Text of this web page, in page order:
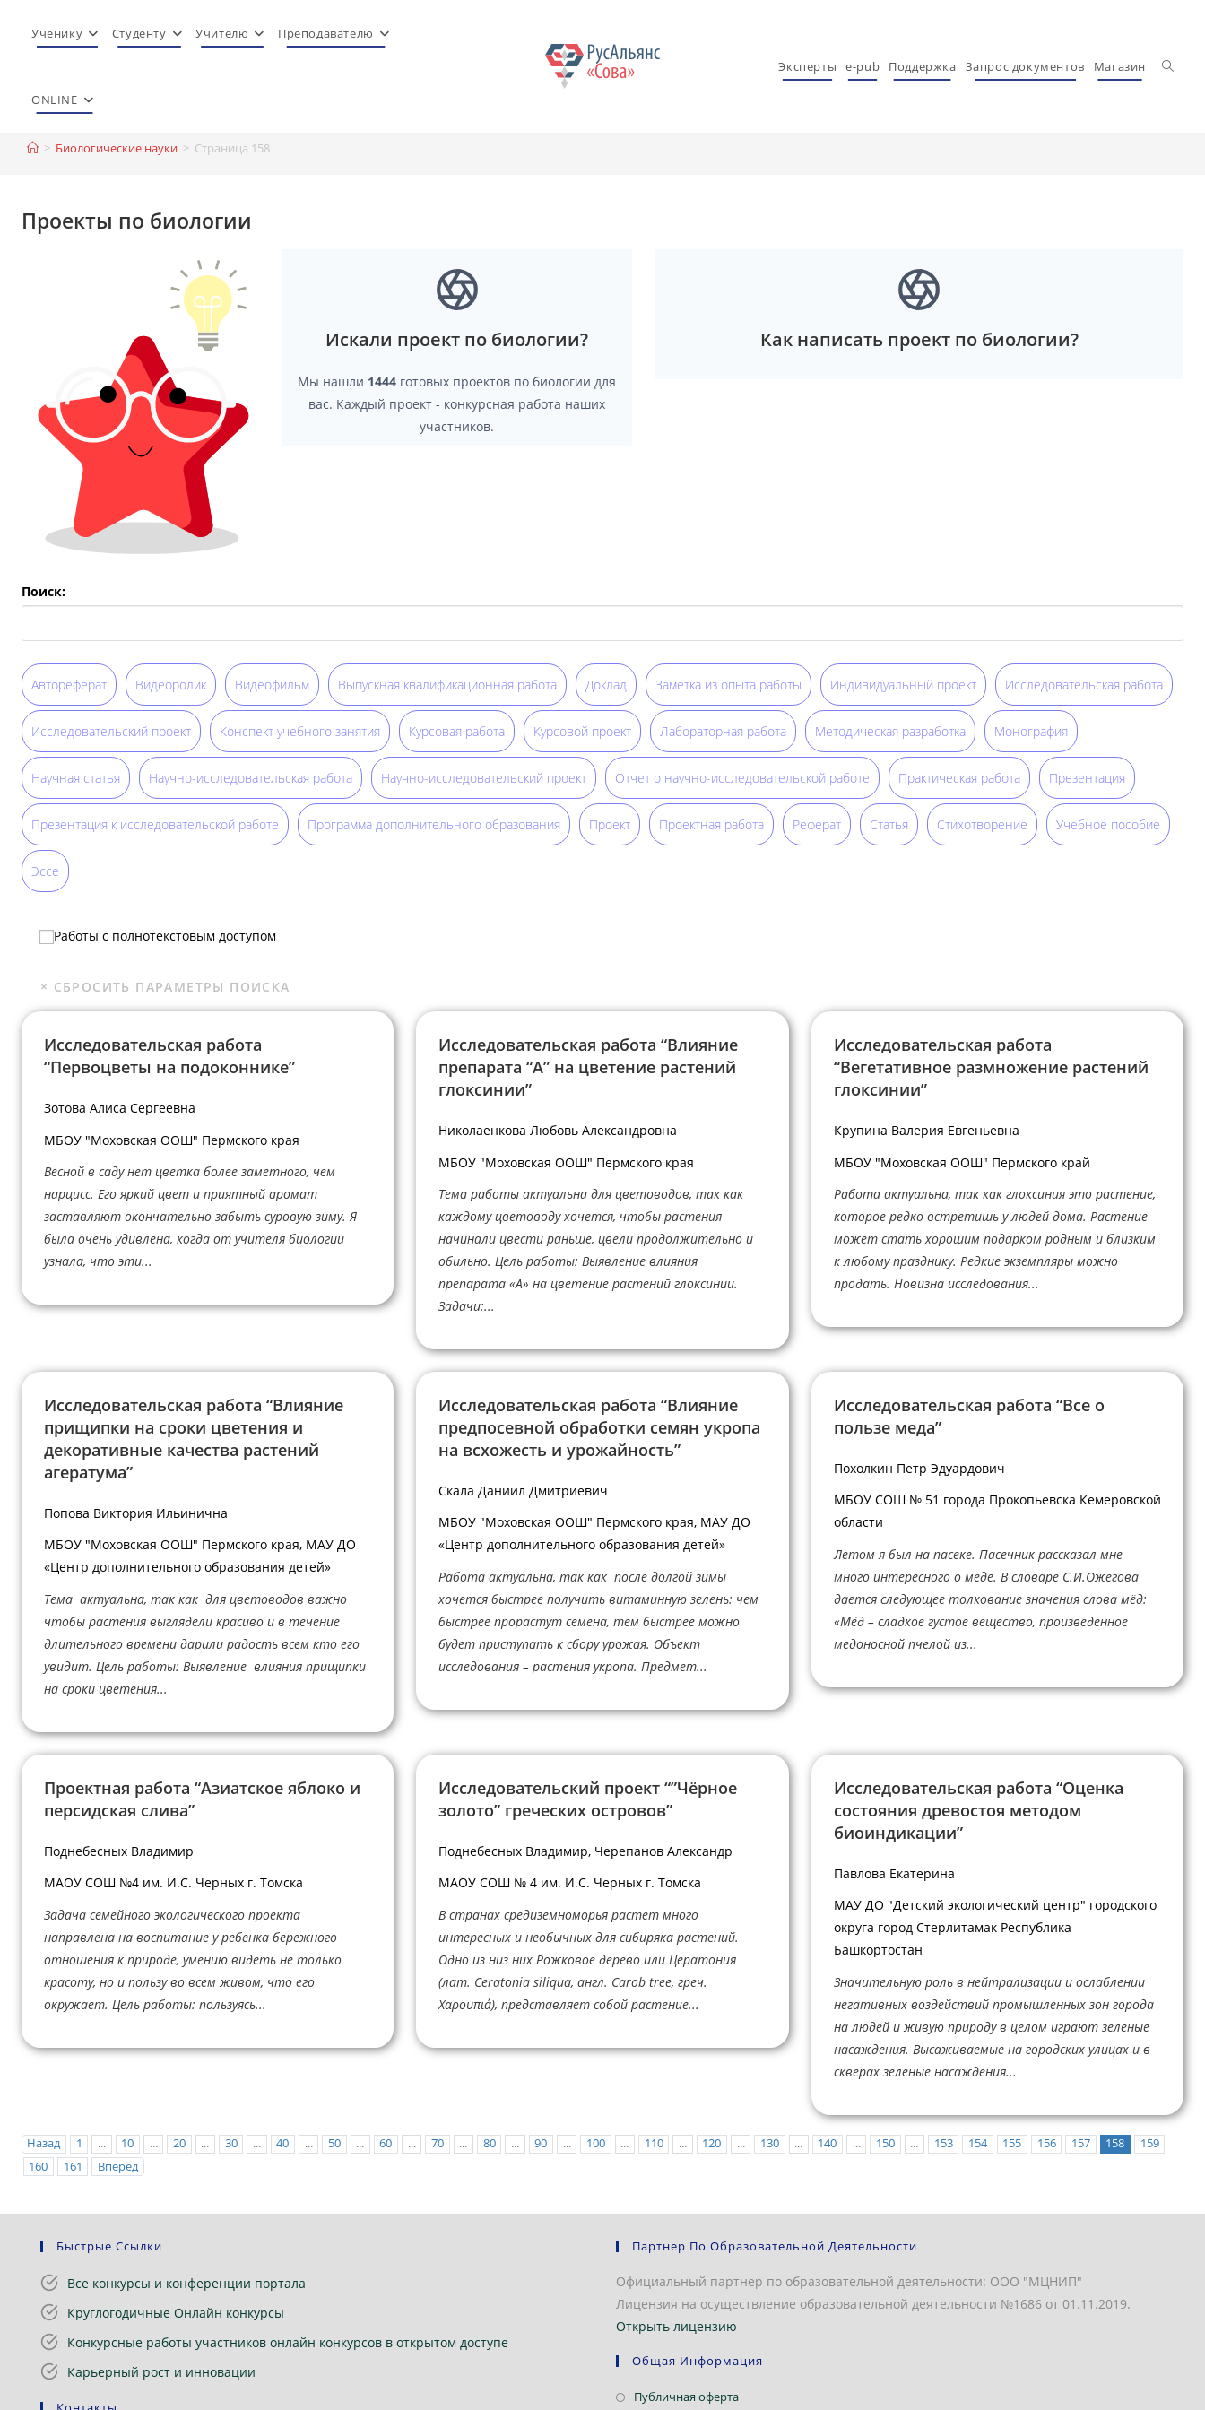
Ученику Студенту Учителю Преподавателю
ONLINE
Эксперты e-pub Поддержка Запрос документов Магазин
> Биологические науки > Страница 158
Проекты по биологии
Искали проект по биологии?
Мы нашли 1444 готовых проектов по биологии для
вас. Каждый проект - конкурсная работа наших
участников.
Как написать проект по биологии?
Поиск:
Автореферат Видеоролик Видеофильм Выпускная квалификационная работа Доклад Заметка из опыта работы Индивидуальный проект Исследовательская работа
Исследовательский проект Конспект учебного занятия Курсовая работа Курсовой проект Лабораторная работа Методическая разработка Монография
Научная статья Научно-исследовательская работа Научно-исследовательский проект Отчет о научно-исследовательской работе Практическая работа Презентация
Презентация к исследовательской работе Программа дополнительного образования Проект Проектная работа Реферат Статья Стихотворение Учебное пособие
Эссе
Работы с полнотекстовым доступом
Исследовательская работа
“Первоцветы на подоконнике”
Зотова Алиса Сергеевна
МБОУ "Моховская ООШ" Пермского края
Весной в саду нет цветка более заметного, чем
нарцисс. Его яркий цвет и приятный аромат
заставляют окончательно забыть суровую зиму. Я
была очень удивлена, когда от учителя биологии
узнала, что эти...
Исследовательская работа “Влияние
препарата “А” на цветение растений
глоксинии”
Николаенкова Любовь Александровна
МБОУ "Моховская ООШ" Пермского края
Тема работы актуальна для цветоводов, так как
каждому цветоводу хочется, чтобы растения
начинали цвести раньше, цвели продолжительно и
обильно. Цель работы: Выявление влияния
препарата «А» на цветение растений глоксинии.
Задачи:...
Исследовательская работа
“Вегетативное размножение растений
глоксинии”
Крупина Валерия Евгеньевна
МБОУ "Моховская ООШ" Пермского край
Работа актуальна, так как глоксиния это растение,
которое редко встретишь у людей дома. Растение
может стать хорошим подарком родным и близким
к любому празднику. Редкие экземпляры можно
продать. Новизна исследования...
Исследовательская работа “Влияние
прищипки на сроки цветения и
декоративные качества растений
агератума”
Попова Виктория Ильинична
МБОУ "Моховская ООШ" Пермского края, МАУ ДО
«Центр дополнительного образования детей»
Тема актуальна, так как для цветоводов важно
чтобы растения выглядели красиво и в течение
длительного времени дарили радость всем кто его
увидит. Цель работы: Выявление влияния прищипки
на сроки цветения...
Исследовательская работа “Влияние
предпосевной обработки семян укропа
на всхожесть и урожайность”
Скала Даниил Дмитриевич
МБОУ "Моховская ООШ" Пермского края, МАУ ДО
«Центр дополнительного образования детей»
Работа актуальна, так как после долгой зимы
хочется быстрее получить витаминную зелень: чем
быстрее прорастут семена, тем быстрее можно
будет приступать к сбору урожая. Объект
исследования – растения укропа. Предмет...
Исследовательская работа “Все о
пользе меда”
Похолкин Петр Эдуардович
МБОУ СОШ № 51 города Прокопьевска Кемеровской
области
Летом я был на пасеке. Пасечник рассказал мне
много интересного о мёде. В словаре С.И.Ожегова
дается следующее толкование значения слова мёд:
«Мёд – сладкое густое вещество, произведенное
медоносной пчелой из...
Проектная работа “Азиатское яблоко и
персидская слива”
Поднебесных Владимир
МАОУ СОШ №4 им. И.С. Черных г. Томска
Задача семейного экологического проекта
направлена на воспитание у ребенка бережного
отношения к природе, умению видеть не только
красоту, но и пользу во всем живом, что его
окружает. Цель работы: пользуясь...
Исследовательский проект “”Чёрное
золото” греческих островов”
Поднебесных Владимир, Черепанов Александр
МАОУ СОШ № 4 им. И.С. Черных г. Томска
В странах средиземноморья растет много
интересных и необычных для сибиряка растений.
Одно из низ них Рожковое дерево или Цератония
(лат. Ceratonia siliqua, англ. Carob tree, греч.
Χαρουπιά), представляет собой растение...
Исследовательская работа “Оценка
состояния древостоя методом
биоиндикации”
Павлова Екатерина
МАУ ДО "Детский экологический центр" городского
округа город Стерлитамак Республика
Башкортостан
Значительную роль в нейтрализации и ослаблении
негативных воздействий промышленных зон города
на людей и живую природу в целом играют зеленые
насаждения. Высаживаемые на городских улицах и в
скверах зеленые насаждения...
Назад 1 ... 10 ... 20 ... 30 ... 40 ... 50 ... 60 ... 70 ... 80 ... 90 ... 100 ... 110 ... 120 ... 130 ... 140 ... 150 ... 153 154 155 156 157 158
159
160
161 Вперед
Быстрые Ссылки
Все конкурсы и конференции портала
Круглогодичные Онлайн конкурсы
Конкурсные работы участников онлайн конкурсов в открытом доступе
Карьерный рост и инновации
Партнер По Образовательной Деятельности
Официальный партнер по образовательной деятельности: ООО "МЦНИП"
Лицензия на осуществление образовательной деятельности №1686 от 01.11.2019.
Открыть лицензию
Общая Информация
Публичная офертаОткроется